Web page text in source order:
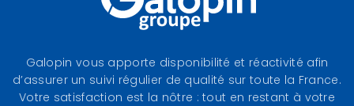
Galopin vous apporte disponibilité et réactivité afin
d’assurer un suivi régulier de qualité sur toute la France.
Votre satisfaction est la nôtre : tout en restant à votre